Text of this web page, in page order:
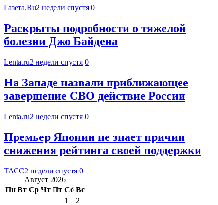
Газета.Ru2 недели спустя 0
Раскрыты подробности о тяжелой
болезни Джо Байдена
Lenta.ru2 недели спустя 0
На Западе назвали приближающее
завершение СВО действие России
Lenta.ru2 недели спустя 0
Премьер Японии не знает причин
снижения рейтинга своей поддержки
ТАСС2 недели спустя 0
Август 2026
Пн Вт Ср Чт Пт Сб Вс
1
2